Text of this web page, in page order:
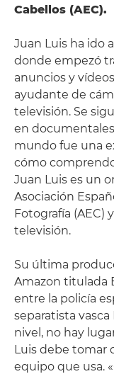
Cabellos (AEC).
Juan Luis ha ido
donde empezó
anuncios y
ayudante de
televisión. Se
en
mundo fue una
cómo
Juan Luis es un
Asociación
Fotografía (AEC)
televisión.
Su última
Amazon titulada
entre la policía
separatista
nivel, no hay
Luis debe tomar
equipo que usa.